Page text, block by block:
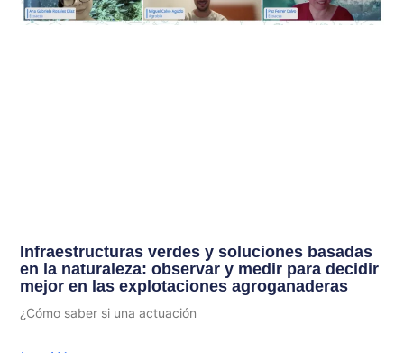
Infraestructuras verdes y soluciones basadas
en la naturaleza: observar y medir para decidir
mejor en las explotaciones agroganaderas
¿Cómo saber si una actuación